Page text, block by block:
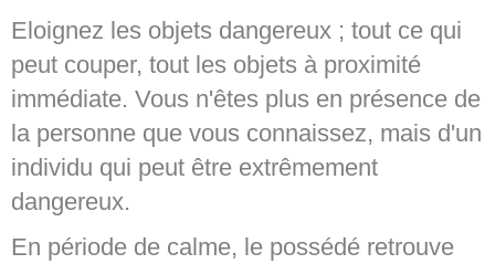
Eloignez les objets dangereux ; tout ce qui
peut couper, tout les objets à proximité
immédiate. Vous n'êtes plus en présence de
la personne que vous connaissez, mais d'un
individu qui peut être extrêmement
dangereux.
En période de calme, le possédé retrouve